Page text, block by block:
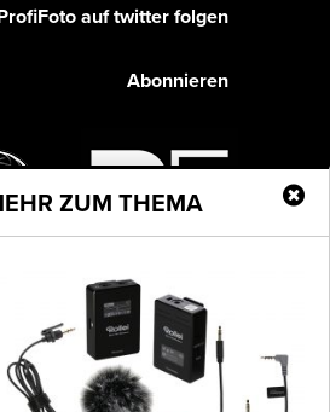
ZUM THEMA
auf twitter folgen
Abonnieren
PF Publishing GmbH
TIPA